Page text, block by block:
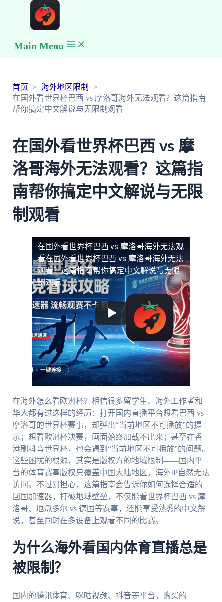
Main Menu
首页
海外地区限制
在国外看世界杯巴西 vs 摩洛哥海外无法观看？这篇指南
帮你搞定中文解说与无限制观看
在国外看世界杯巴西 vs 摩
洛哥海外无法观看？这篇指
南帮你搞定中文解说与无限
制观看
在国外看世界杯巴西 vs 摩洛哥海外无法观
看在国外看世界杯巴西 vs 摩洛哥海外无法
观看？这篇指南帮你搞定中文解说与无限
制观看
在海外怎么看欧洲杯？相信很多留学生、海外工作者和
华人都有过这样的经历：打开国内直播平台想看巴西 vs
摩洛哥的世界杯赛事，却弹出“当前地区不可播放”的提
示；想看欧洲杯决赛，画面始终加载不出来；甚至在香
港刷抖音世界杯，也会遇到“当前地区不可播放”的问题。
这些困扰的根源，其实是版权方的地域限制——国内平
台的体育赛事版权只覆盖中国大陆地区，海外IP自然无法
访问。不过别担心，这篇指南会告诉你如何选择合适的
回国加速器，打破地域壁垒，不仅能看世界杯巴西 vs 摩
洛哥、厄瓜多尔 vs 德国等赛事，还能享受熟悉的中文解
说，甚至同时在多设备上观看不同的比赛。
为什么海外看国内体育直播总是
被限制？
国内的腾讯体育、咪咕视频、抖音等平台，购买的